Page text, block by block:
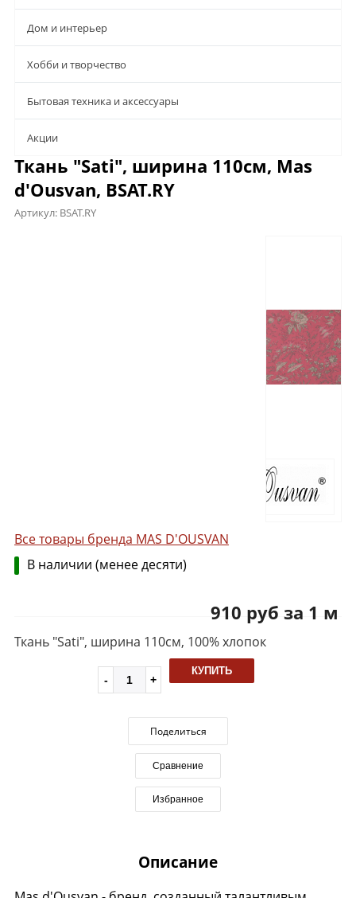
Дом и интерьер
Хобби и творчество
Бытовая техника и аксессуары
Aкции
Ткань "Sati", ширина 110см, Mas
d'Ousvan, BSAT.RY
Артикул: BSAT.RY
Все товары бренда MAS D'OUSVAN
В наличии (менее десяти)
910 руб за 1 м
Ткань "Sati", ширина 110см, 100% хлопок
КУПИТЬ
Поделиться
Сравнение
Избранное
Описание